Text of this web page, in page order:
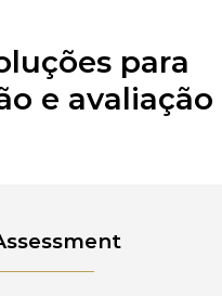
para
e avaliação